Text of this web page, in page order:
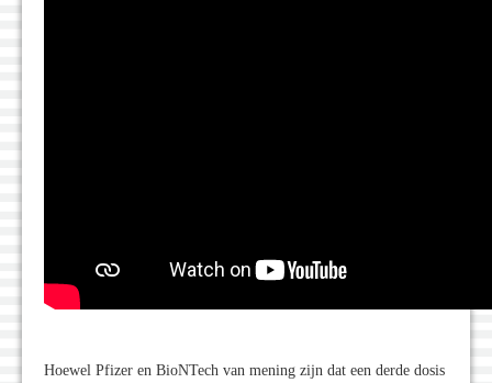
Hoewel Pfizer en BioNTech van mening zijn dat een derde dosis